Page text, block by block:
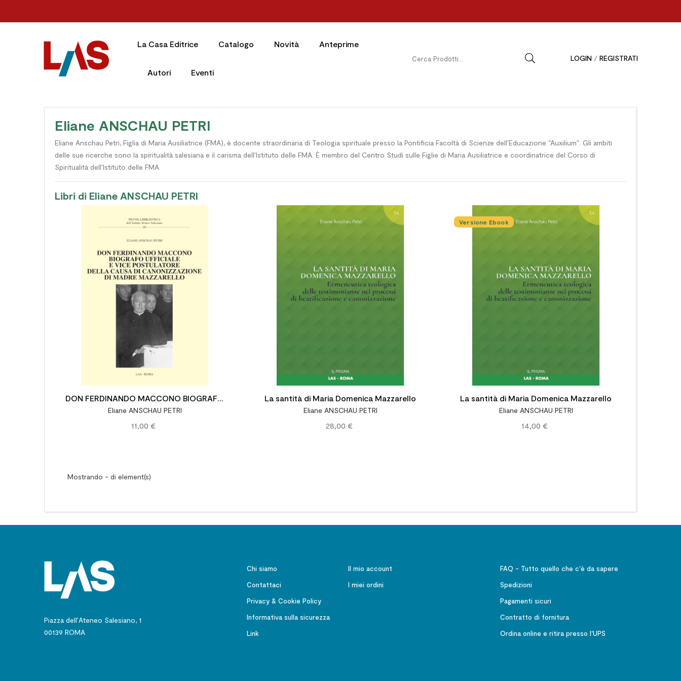
La Casa Editrice Catalogo Novità Anteprime
Autori Eventi
LOGIN / REGISTRATI
Eliane ANSCHAU PETRI
Eliane Anschau Petri, Figlia di Maria Ausiliatrice (FMA), è docente straordinaria di Teologia spirituale presso la Pontificia Facoltà di Scienze dell’Educazione “Auxilium”. Gli ambiti
delle sue ricerche sono la spiritualità salesiana e il carisma dell’Istituto delle FMA. È membro del Centro Studi sulle Figlie di Maria Ausiliatrice e coordinatrice del Corso di
Spiritualità dell’Istituto delle FMA.
Libri di Eliane ANSCHAU PETRI
DON FERDINANDO MACCONO BIOGRAFO
UFFICIALE E VICE POSTULATORE DELLA
CAUSA DI CANONIZZAZIONE DI MADRE
Eliane ANSCHAU PETRI
11,00 €
La santità di Maria Domenica Mazzarello
Eliane ANSCHAU PETRI
28,00 €
Versione Ebook
La santità di Maria Domenica Mazzarello
Eliane ANSCHAU PETRI
14,00 €
Mostrando - di element(s)
Piazza dell’Ateneo Salesiano, 1
00139 ROMA
Chi siamo
Contattaci
Privacy & Cookie Policy
Informativa sulla sicurezza
Link
Il mio account
I miei ordini
FAQ - Tutto quello che c'è da sapere
Spedizioni
Pagamenti sicuri
Contratto di fornitura
Ordina online e ritira presso l'UPS